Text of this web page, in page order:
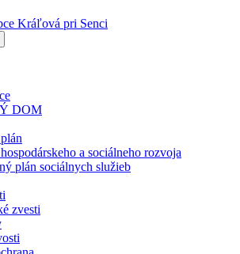
DOM
a sociálneho rozvoja
plán sociálnych služieb
zvesti